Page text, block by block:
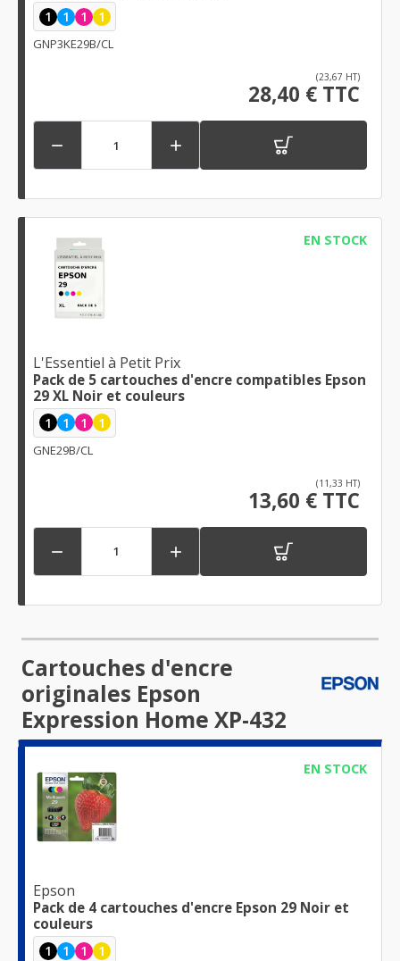
1 1 1 1
GNP3KE29B/CL
(23,67 HT)
28,40 € TTC
 
EN STOCK
L'Essentiel à Petit Prix
Pack de 5 cartouches d'encre compatibles Epson
29 XL Noir et couleurs
1 1 1 1
GNE29B/CL
(11,33 HT)
13,60 € TTC
 
Cartouches d'encre
originales Epson
Expression Home XP-432
EN STOCK
Epson
Pack de 4 cartouches d'encre Epson 29 Noir et
couleurs
1 1 1 1